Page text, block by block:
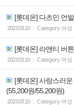
[롯데온] 다츠민 언
2023.03.10 Category 여성
[롯데온] 라앤티 버
2023.03.10 Category 여성
[롯데온] 사랑스러
(55,200원/55,200원)
2023.03.10 Category 여성